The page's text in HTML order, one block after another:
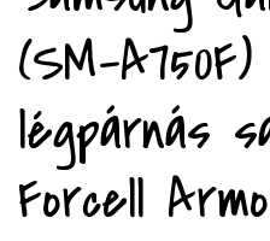
(SM-
légpárnás
Forcell